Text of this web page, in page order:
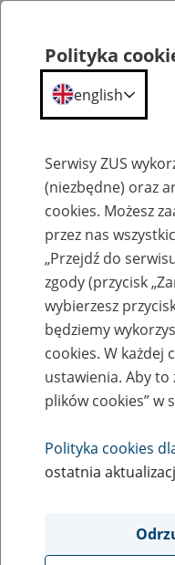
Szkolenia
Zaproś ZUS do
eZUS w
Rodzaj wydarzenia
Szkolenia
obsługa klientów
Polityka
english
Serwisy ZUS
(niezbędne) oraz
cookies. Możesz
przez nas
„Przejdź do
zgody (przycisk
wybierzesz
będziemy
cookies. W każdej
ustawienia. Aby to
plików cookies” w
Polityka cookies
ostatnia